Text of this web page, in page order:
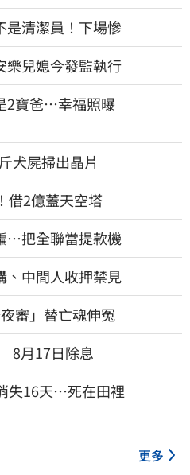
是清潔員！下場慘
樂兒媳今發監執行
2寶爸…幸福照曝
犬屍掃出晶片
借2億蓋天空塔
…把全聯當提款機
中間人收押禁見
審」替亡魂伸冤
8月17日除息
失16天…死在田裡
更多